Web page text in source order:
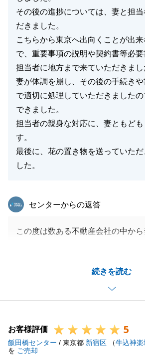
その後の進捗については、妻と担
だきました。
こちらから東京へ出向くことが出
で、重要事項の説明や契約書等必要
担当者に地方まで来ていただきまし
妻が体調を崩し、その後の手続き
で適切に処理していただきました
できました。
担当者の親身な対応に、妻ともど
す。
最後に、花の置き物を送っていただ
した。
続きを読む
東急リバブル
センターからの返答
この度は数ある不動産会社の中か
ので、少しでも良いお取引になるよ
本当にありがとうございました。
お客様評価 5
飯田橋センター / 東京都 新宿区 （牛込神楽
を ご売却